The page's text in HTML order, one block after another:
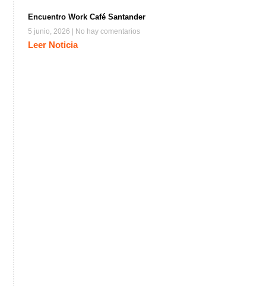
Encuentro Work Café Santander
5 junio, 2026 No hay comentarios
Leer Noticia